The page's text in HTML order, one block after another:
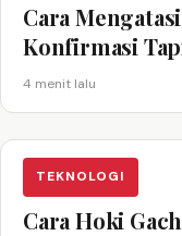
Cara
Konfirmasi
4 menit lalu
TEKNOLOGI
Cara Hoki